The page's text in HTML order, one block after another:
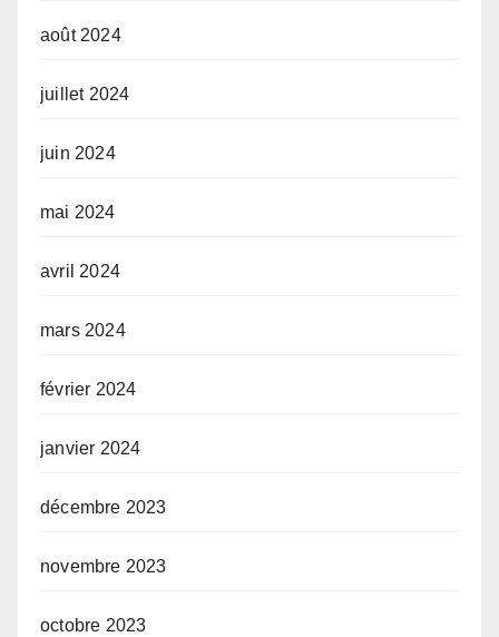
août 2024
juillet 2024
juin 2024
mai 2024
avril 2024
mars 2024
février 2024
janvier 2024
décembre 2023
novembre 2023
octobre 2023